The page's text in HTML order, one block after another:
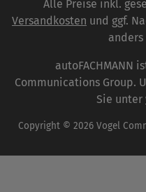
Alle Preise inkl.
Versandkosten und ggf.
anders
autoFACHMANN
Communications Group.
Sie unter
Copyright © 2026 Vogel